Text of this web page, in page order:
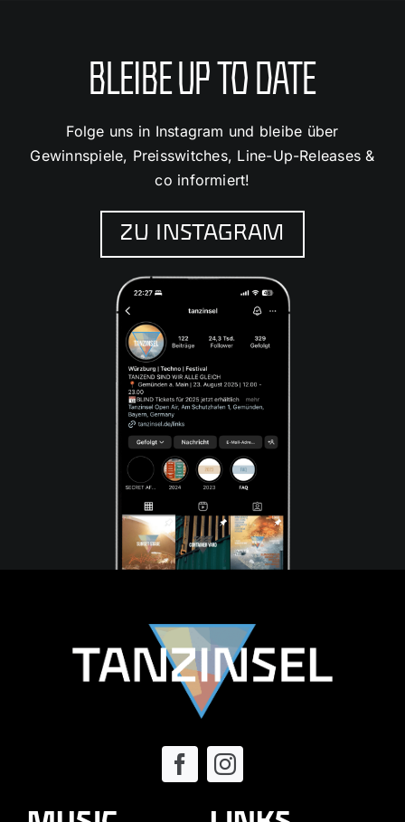
BLEIBE UP TO DATE
Folge uns in Instagram und bleibe über
Gewinnspiele, Preisswitches, Line-Up-Releases &
co informiert!
ZU INSTAGRAM